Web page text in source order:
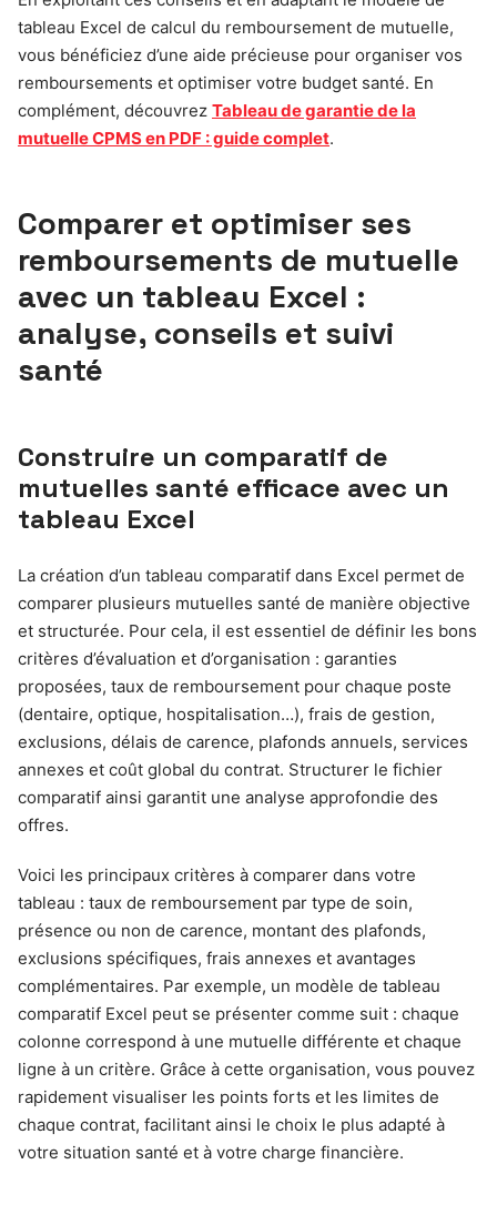
tableau Excel de calcul du remboursement de mutuelle,
vous bénéficiez d’une aide précieuse pour organiser vos
remboursements et optimiser votre budget santé. En
complément, découvrez Tableau de garantie de la
mutuelle CPMS en PDF : guide complet.
Comparer et optimiser ses
remboursements de mutuelle
avec un tableau Excel :
analyse, conseils et suivi
santé
Construire un comparatif de
mutuelles santé efficace avec un
tableau Excel
La création d’un tableau comparatif dans Excel permet de
comparer plusieurs mutuelles santé de manière objective
et structurée. Pour cela, il est essentiel de définir les bons
critères d’évaluation et d’organisation : garanties
proposées, taux de remboursement pour chaque poste
(dentaire, optique, hospitalisation…), frais de gestion,
exclusions, délais de carence, plafonds annuels, services
annexes et coût global du contrat. Structurer le fichier
comparatif ainsi garantit une analyse approfondie des
offres.
Voici les principaux critères à comparer dans votre
tableau : taux de remboursement par type de soin,
présence ou non de carence, montant des plafonds,
exclusions spécifiques, frais annexes et avantages
complémentaires. Par exemple, un modèle de tableau
comparatif Excel peut se présenter comme suit : chaque
colonne correspond à une mutuelle différente et chaque
ligne à un critère. Grâce à cette organisation, vous pouvez
rapidement visualiser les points forts et les limites de
chaque contrat, facilitant ainsi le choix le plus adapté à
votre situation santé et à votre charge financière.